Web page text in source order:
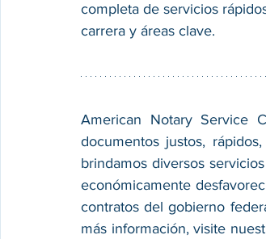
completa de servicios
carrera y áreas clave.
American Notary Service
documentos justos,
brindamos diversos
económicamente
contratos del gobierno
más información, visite